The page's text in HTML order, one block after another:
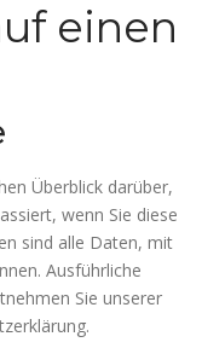
einen
Überblick darüber,
wenn Sie diese
sind alle Daten, mit
Ausführliche
Sie unserer